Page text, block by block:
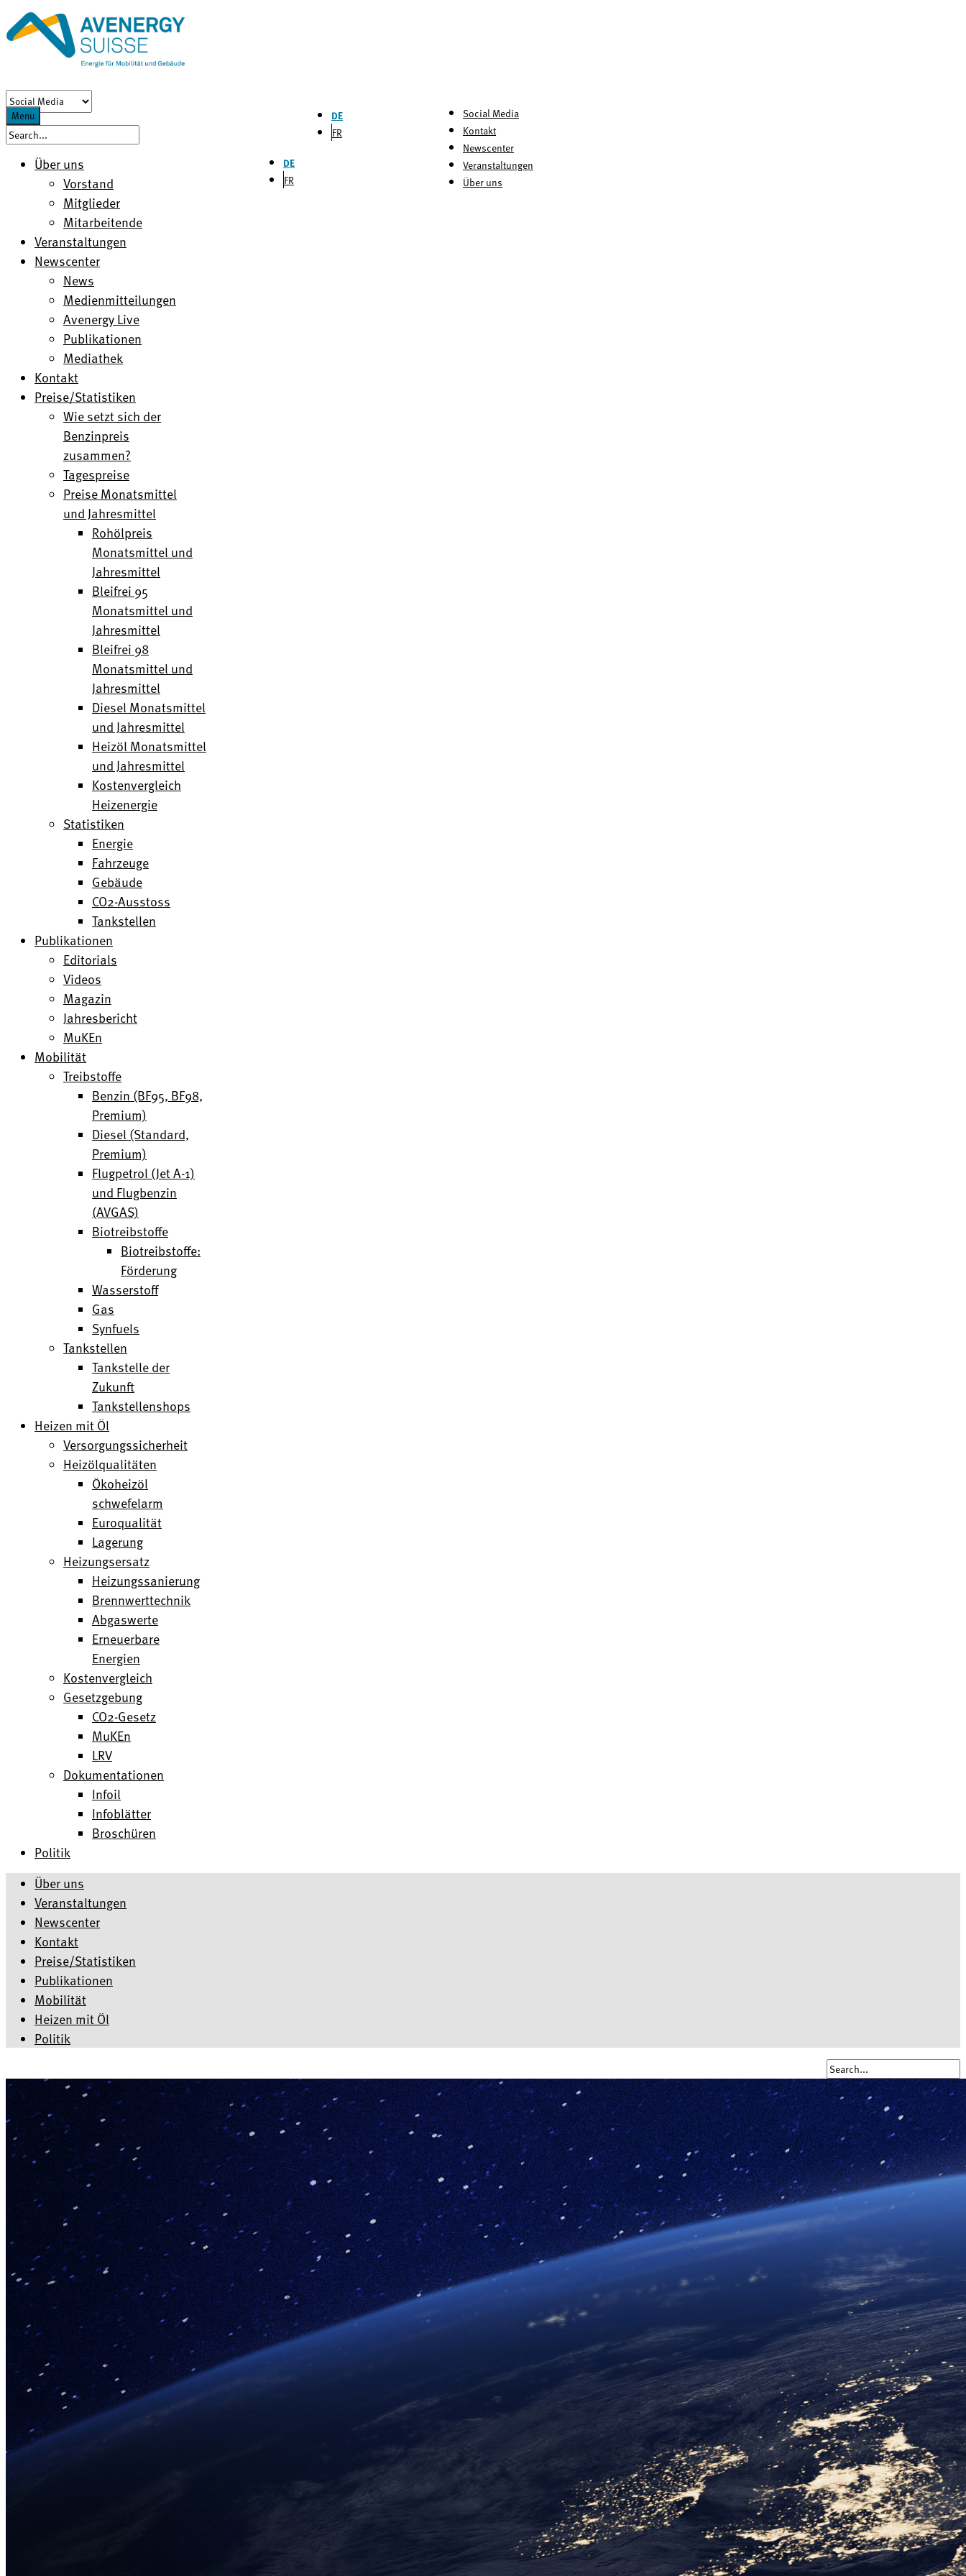
Social Media
Kontakt
Newscenter
Veranstaltungen
Über uns
DE
FR
Menu
DE
FR
Über uns
Vorstand
Mitglieder
Mitarbeitende
Veranstaltungen
Newscenter
News
Medienmitteilungen
Avenergy Live
Publikationen
Mediathek
Kontakt
Preise/Statistiken
Wie setzt sich der
Benzinpreis
zusammen?
Tagespreise
Preise Monatsmittel
und Jahresmittel
Rohölpreis
Monatsmittel und
Jahresmittel
Bleifrei 95
Monatsmittel und
Jahresmittel
Bleifrei 98
Monatsmittel und
Jahresmittel
Diesel Monatsmittel
und Jahresmittel
Heizöl Monatsmittel
und Jahresmittel
Kostenvergleich
Heizenergie
Statistiken
Energie
Fahrzeuge
Gebäude
CO2-Ausstoss
Tankstellen
Publikationen
Editorials
Videos
Magazin
Jahresbericht
MuKEn
Mobilität
Treibstoffe
Benzin (BF95, BF98,
Premium)
Diesel (Standard,
Premium)
Flugpetrol (Jet A-1)
und Flugbenzin
(AVGAS)
Biotreibstoffe
Biotreibstoffe:
Förderung
Wasserstoff
Gas
Synfuels
Tankstellen
Tankstelle der
Zukunft
Tankstellenshops
Heizen mit Öl
Versorgungssicherheit
Heizölqualitäten
Ökoheizöl
schwefelarm
Euroqualität
Lagerung
Heizungsersatz
Heizungssanierung
Brennwerttechnik
Abgaswerte
Erneuerbare
Energien
Kostenvergleich
Gesetzgebung
CO2-Gesetz
MuKEn
LRV
Dokumentationen
Infoil
Infoblätter
Broschüren
Politik
Über uns
Veranstaltungen
Newscenter
Kontakt
Preise/Statistiken
Publikationen
Mobilität
Heizen mit Öl
Politik